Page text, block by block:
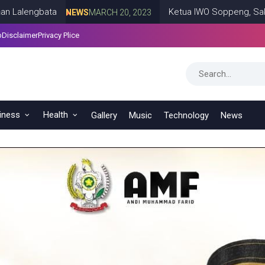
MARCH 20, 2023 Ketua IWO Soppeng, Saksikan Laga
NEWSMARCH 16, 2023
DisclaimerPrivacy Plice
Health Gallery Music Technology News